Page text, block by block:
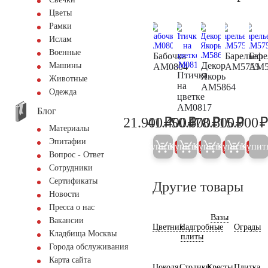
Цветы
Рамки
Ислам
Военные
Машины
Животные
Одежда
Блог
Материалы
Эпитафии
Вопрос - Ответ
Сотрудники
Сертификаты
Новости
Пресса о нас
Вакансии
Кладбища Москвы
Города обслуживания
Карта сайта
Бабочка
AM0804
23.100
21.900₽
Купить 5%
Птичка
на
цветке
AM0817
43.600
41.400₽
Купить 5%
Декор
Якорь
AM5864
53.300
50.600₽
Купить 5%
Барельеф
AM5755
478.800₽
Купить 5%
15.900₽
Другие товары
ЦветникНадгробные
плиты
Вазы
Ограды